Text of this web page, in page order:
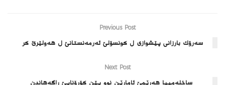
Previous Post
سەرۆك بارزانی پێشوازی ل كونسۆلێ ئەرمەنستانێ ل هەولێرێ كر
Next Post
ساخله‌مییا هه‌رێمێ ئامارێن نوو یێن كۆرۆنایێ راگه‌هاندن